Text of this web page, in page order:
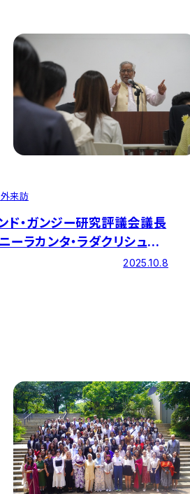
来訪
ド・ガンジー研究評議会議長
ーラカンタ・ラダクリシュナ
博士による特別講演を開催し
2025.10.8